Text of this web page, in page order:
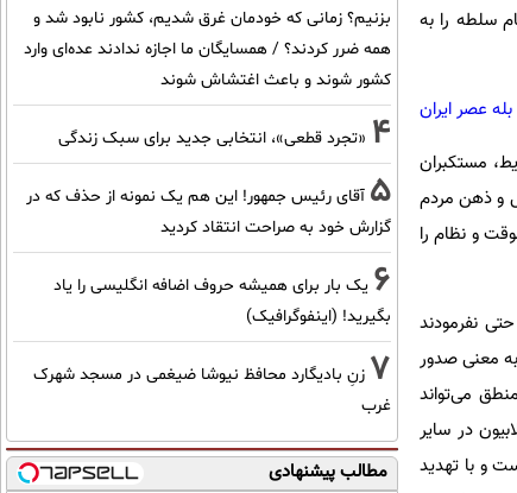
سلطه را به‌
بله عصر ایران
در این شرایط، مستکبران
و ذهن مردم
و نظام را
نفرمودند
معنی صدور
این منطق می‌تواند
در سایر
و با تهدید
بزنیم؟ زمانی که خودمان غرق شدیم، کشور نابود شد و
همه ضرر کردند؟ / همسایگان ما اجازه ندادند عده‌ای وارد
کشور شوند و باعث اغتشاش شوند
4 «تجرد قطعی»، انتخابی جدید برای سبک زندگی
5 آقای رئیس جمهور! این هم یک نمونه از حذف که در
گزارش خود به صراحت انتقاد کردید
6 یک بار برای همیشه حروف اضافه انگلیسی را یاد
بگیرید! (اینفوگرافیک)
7 زنِ بادیگارد محافظ نیوشا ضیغمی در مسجد شهرک
غرب
مطالب پیشنهادی